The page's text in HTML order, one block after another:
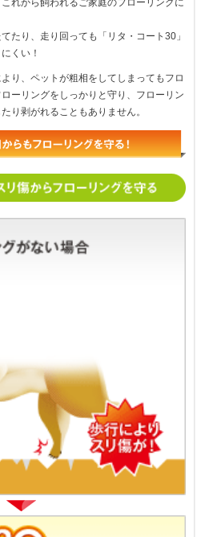
たり、走り回っても「リタ・コート30」
くい！
り、ペットが粗相をしてしまってもフロ
ーリングをしっかりと守り、フローリン
り剥がれることもありません。